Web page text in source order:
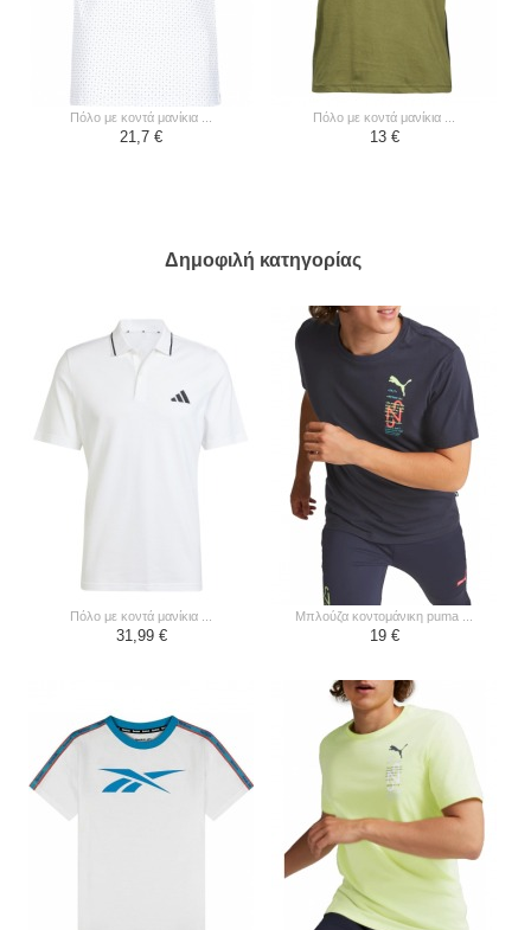
πόλο με κοντά μανίκια ...
21,7 €
πόλο με κοντά μανίκια ...
13 €
Δημοφιλή κατηγορίας
πόλο με κοντά μανίκια ...
31,99 €
μπλούζα κοντομάνικη puma ...
19 €